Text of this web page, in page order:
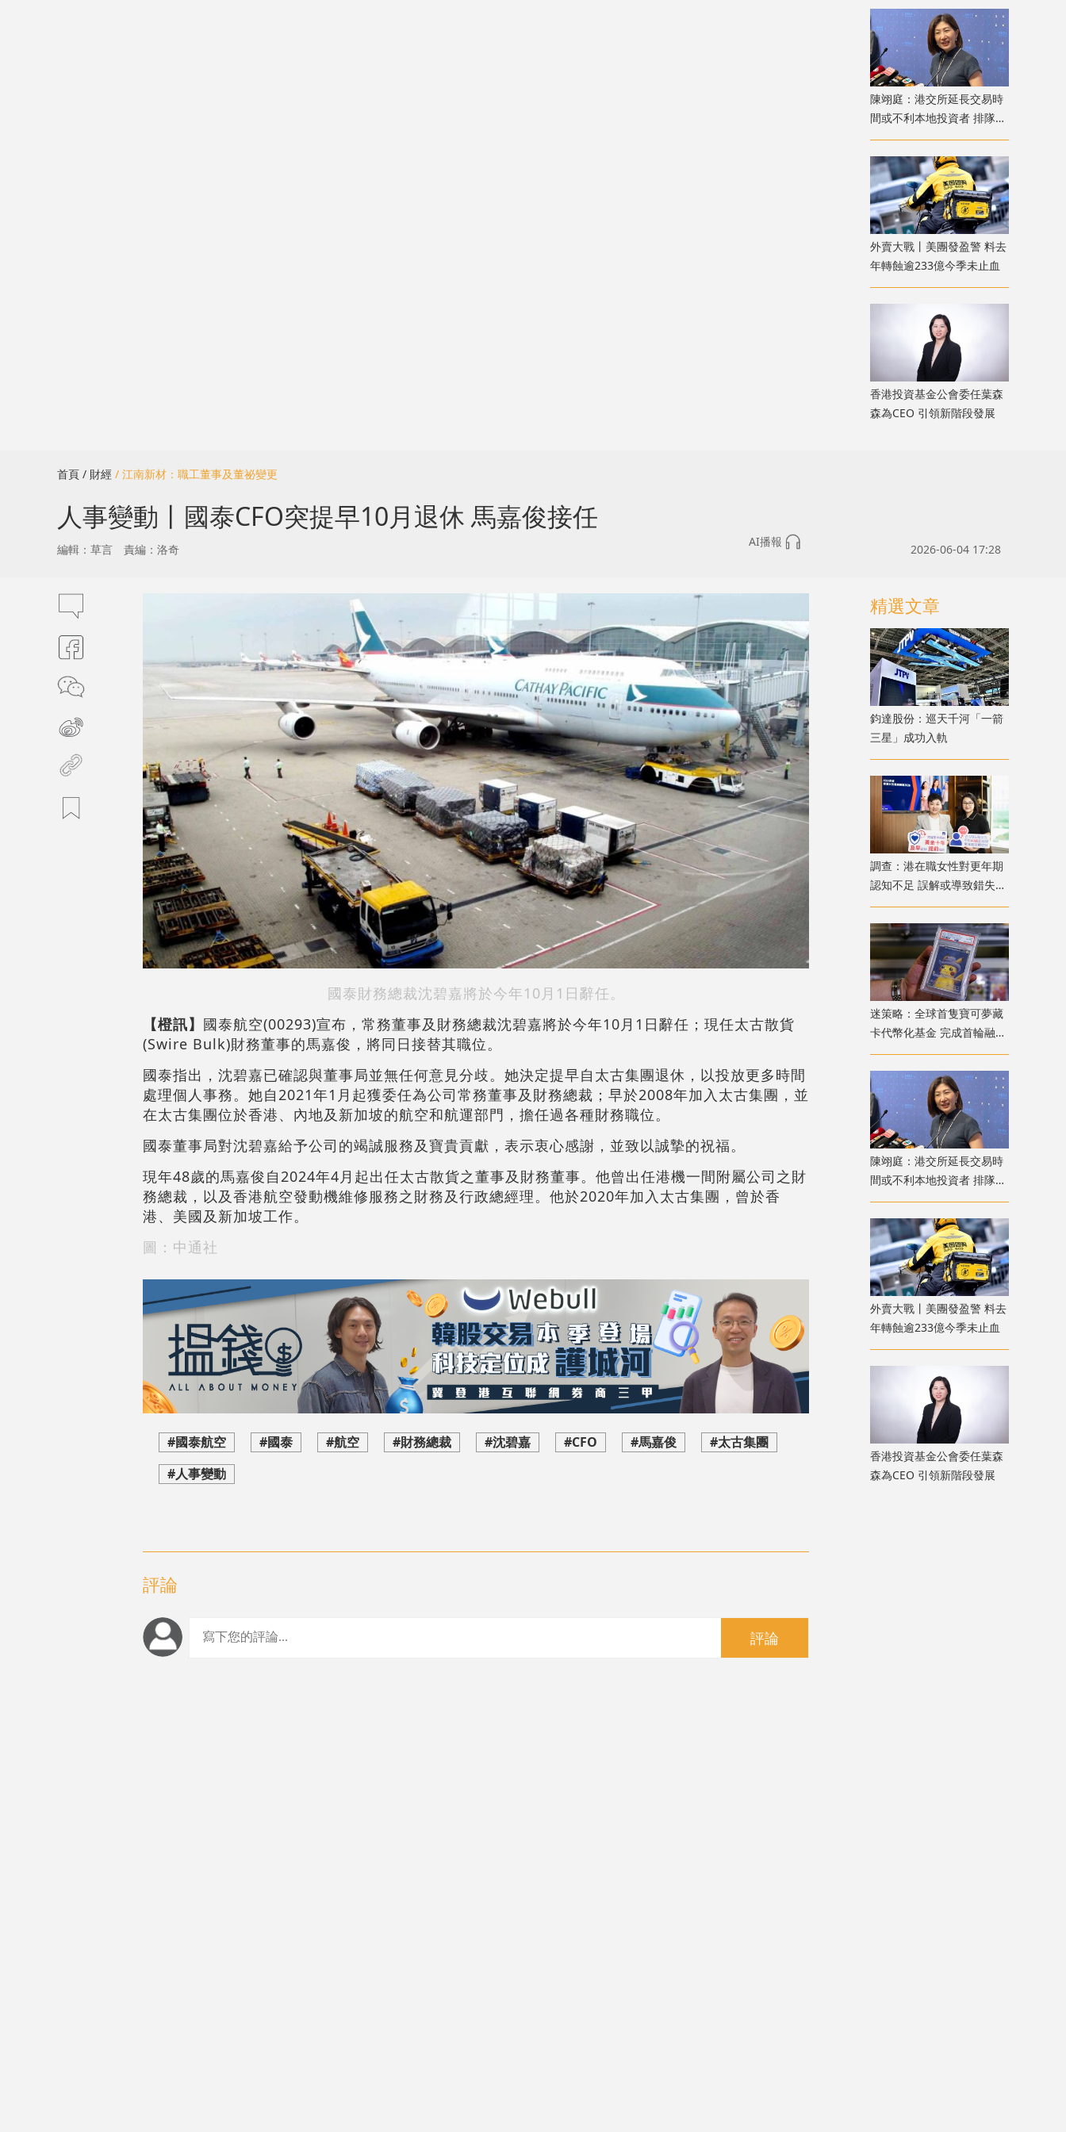
陳翊庭：港交所延長交易時
間或不利本地投資者 排隊上
市公司數量創新高
外賣大戰丨美團發盈警 料去
年轉蝕逾233億今季未止血
香港投資基金公會委任葉森
森為CEO 引領新階段發展
首頁 / 財經 / 江南新材：職工董事及董祕變更
人事變動丨國泰CFO突提早10月退休 馬嘉俊接任
AI播報
編輯：草言 責編：洛奇 2026-06-04 17:28
國泰財務總裁沈碧嘉將於今年10月1日辭任。
【橙訊】 國泰航空(00293)宣布，常務董事及財務總裁沈碧嘉將於今年10月1日辭任；現任太古散貨
(Swire Bulk)財務董事的馬嘉俊，將同日接替其職位。
國泰指出，沈碧嘉已確認與董事局並無任何意見分歧。她決定提早自太古集團退休，以投放更多時間
處理個人事務。她自2021年1月起獲委任為公司常務董事及財務總裁；早於2008年加入太古集團，並
在太古集團位於香港、內地及新加坡的航空和航運部門，擔任過各種財務職位。
國泰董事局對沈碧嘉給予公司的竭誠服務及寶貴貢獻，表示衷心感謝，並致以誠摯的祝福。
現年48歲的馬嘉俊自2024年4月起出任太古散貨之董事及財務董事。他曾出任港機一間附屬公司之財
務總裁，以及香港航空發動機維修服務之財務及行政總經理。他於2020年加入太古集團，曾於香
港、美國及新加坡工作。
圖：中通社
#國泰航空 #國泰 #航空 #財務總裁 #沈碧嘉 #CFO #馬嘉俊
#太古集團
#人事變動
評論
評論
精選文章
鈞達股份：巡天千河「一箭
三星」成功入軌
調查：港在職女性對更年期
認知不足 誤解或導致錯失
「黃金預防期」
迷策略：全球首隻寶可夢藏
卡代幣化基金 完成首輪融資
兼獲超購
陳翊庭：港交所延長交易時
間或不利本地投資者 排隊上
市公司數量創新高
外賣大戰丨美團發盈警 料去
年轉蝕逾233億今季未止血
香港投資基金公會委任葉森
森為CEO 引領新階段發展